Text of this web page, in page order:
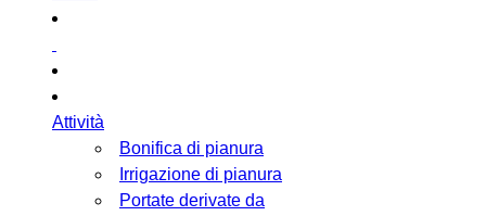
Attività
Bonifica di pianura
Irrigazione di pianura
Portate derivate da